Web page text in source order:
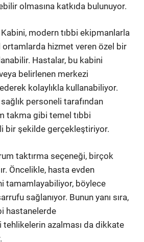
olmasına katkıda bulunuyor.
Kabini, modern tıbbi ekipmanlarla
ortamlarda hizmet veren özel bir
Hastalar, bu kabini
belirlenen merkezi
kolaylıkla kullanabiliyor.
personeli tarafından
takma gibi temel tıbbi
bir şekilde gerçekleştiriyor.
taktırma seçeneği, birçok
Öncelikle, hasta evden
tamamlayabiliyor, böylece
sağlanıyor. Bunun yanı sıra,
hastanelerde
tehlikelerin azalması da dikkate